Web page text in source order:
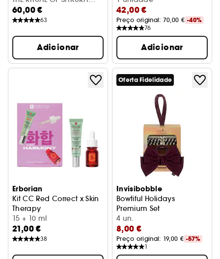
LARGE GIFT SET
60,00 €
63
Adicionar
42,00 €
Preço original: 70,00 € -40%
76
Adicionar
Erborian
Kit CC Red Correct x Skin
Therapy
Coffret cuidado do rosto
15 + 10 ml
21,00 €
38
Oferta Fidelidade
Invisibobble
Bowtiful Holidays
Premium Set
Coffret de acessórios para
4 un.
8,00 €
Preço original: 19,00 € -57%
1